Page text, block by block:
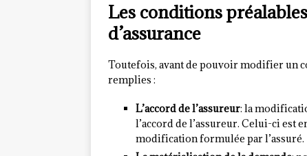
Les conditions
d’assurance
Toutefois, avant de pouvoir modifier un
remplies :
L’accord de l’assureur: la
l’accord de l’assureur. Celui-ci est
modification formulée par l’assuré.